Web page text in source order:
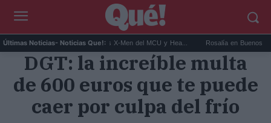
Últimas Noticias- Noticias Que!:
Connor será Cíclope en los X-Men del MCU y Hea... Rosalía en Buenos Aires:
DGT: la increíble multa
de 600 euros que te puede
caer por culpa del frío